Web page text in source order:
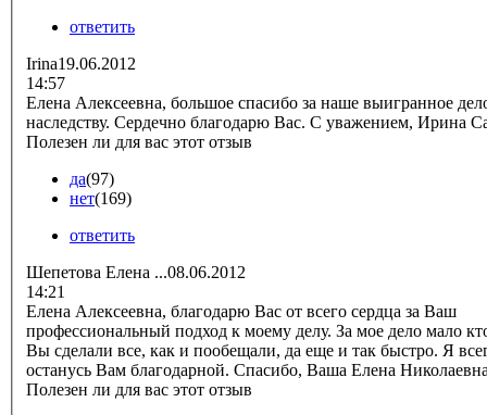
ответить
Irina19.06.2012
14:57
Елена Алексеевна, большое спасибо за наше выигранное
наследству. Сердечно благодарю Вас. С
Полезен ли для вас этот отзыв
да(97)
нет(169)
ответить
Шепетова Елена ...08.06.2012
14:21
Елена Алексеевна, благодарю Вас от всего сердца за Ваш
профессиональный подход к моему делу. За мое дело мало
Вы сделали все, как и пообещали, да еще и так быстро. Я
останусь Вам благодарной. Спасибо, Ваша Елена
Полезен ли для вас этот отзыв